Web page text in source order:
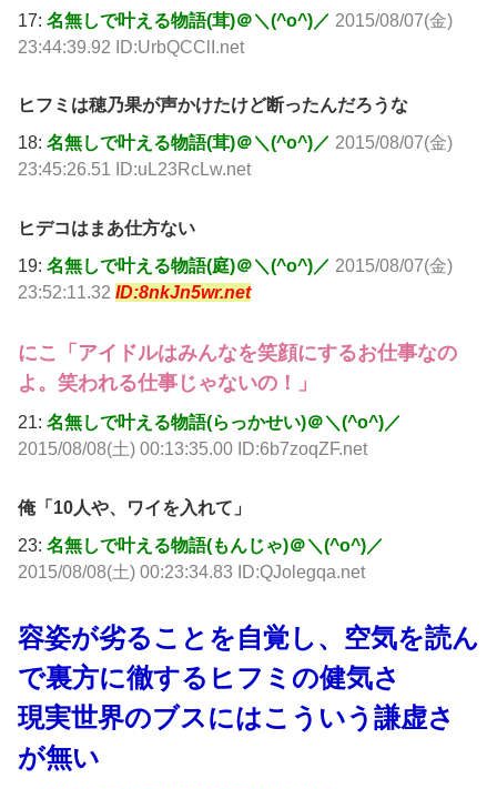
17: 名無しで叶える物語(茸)＠＼(^o^)／ 2015/08/07(金)
23:44:39.92 ID:UrbQCClI.net
ヒフミは穂乃果が声かけたけど断ったんだろうな
18: 名無しで叶える物語(茸)＠＼(^o^)／ 2015/08/07(金)
23:45:26.51 ID:uL23RcLw.net
ヒデコはまあ仕方ない
19: 名無しで叶える物語(庭)＠＼(^o^)／ 2015/08/07(金)
23:52:11.32 ID:8nkJn5wr.net
にこ「アイドルはみんなを笑顔にするお仕事なの
よ。笑われる仕事じゃないの！」
21: 名無しで叶える物語(らっかせい)＠＼(^o^)／
2015/08/08(土) 00:13:35.00 ID:6b7zoqZF.net
俺「10人や、ワイを入れて」
23: 名無しで叶える物語(もんじゃ)＠＼(^o^)／
2015/08/08(土) 00:23:34.83 ID:QJolegqa.net
容姿が劣ることを自覚し、空気を読ん
で裏方に徹するヒフミの健気さ
現実世界のブスにはこういう謙虚さ
が無い